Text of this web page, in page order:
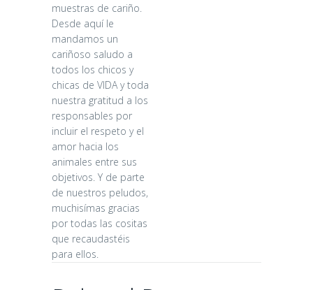
muestras de cariño.
Desde aquí le
mandamos un
cariñoso saludo a
todos los chicos y
chicas de VIDA y toda
nuestra gratitud a los
responsables por
incluir el respeto y el
amor hacia los
animales entre sus
objetivos. Y de parte
de nuestros peludos,
muchisímas gracias
por todas las cositas
que recaudastéis
para ellos.
MEJORA
CONTINUA DE
LAS
INSTALACIONES
26 days ago